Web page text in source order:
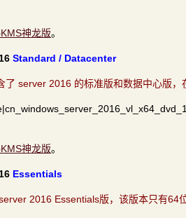
神龙版。
Standard / Datacenter
了 server 2016 的标准版和数据中心版
神龙版。
Essentials
2016 Essentials版， 该版本只有64